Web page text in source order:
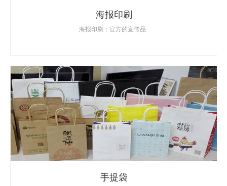
海报印刷
海报印刷：官方的宣传品
手提袋